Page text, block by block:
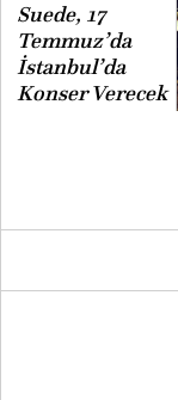
Suede, 17
Temmuz’da
İstanbul’da
Konser Verecek